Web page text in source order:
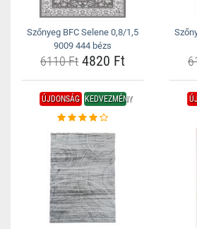
Szőnyeg BFC Selene 0,8/1,5
9009 444 bézs
6110 Ft 4820 Ft
ÚJDONSÁG KEDVEZMÉNY